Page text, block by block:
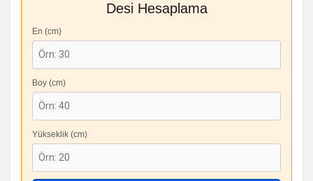
Desi Hesaplama
En (cm)
Boy (cm)
Yükseklik (cm)